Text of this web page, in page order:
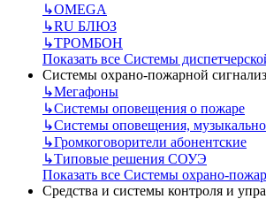
↳OMEGA
↳RU БЛЮЗ
↳ТРОМБОН
Показать все Системы
Системы охрано-пожарной
↳Мегафоны
↳Системы оповещения о пожаре
↳Системы оповещения,
↳Громкоговорители абонентские
↳Типовые решения СОУЭ
Показать все Системы охрано-
Средства и системы контроля и